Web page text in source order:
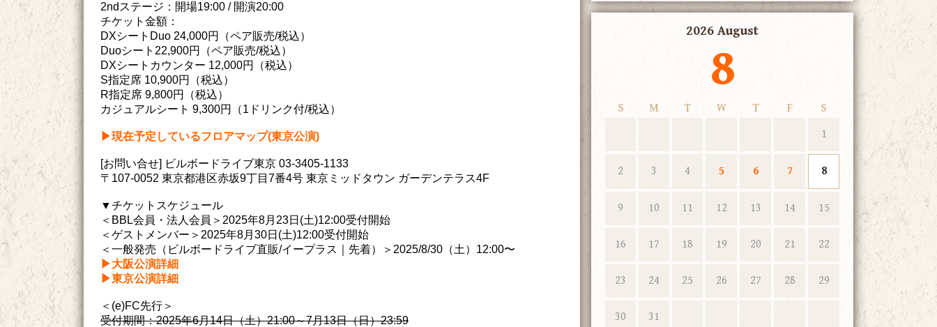
2ndステージ：開場19:00 / 開演20:00
チケット金額：
DXシートDuo 24,000円（ペア販売/税込）
Duoシート22,900円（ペア販売/税込）
DXシートカウンター 12,000円（税込）
S指定席 10,900円（税込）
R指定席 9,800円（税込）
カジュアルシート 9,300円（1ドリンク付/税込）
▶︎現在予定しているフロアマップ(東京公演)
[お問い合せ] ビルボードライブ東京 03-3405-1133
〒107-0052 東京都港区赤坂9丁目7番4号 東京ミッドタウン ガーデンテラス4F
▼チケットスケジュール
＜BBL会員・法人会員＞2025年8月23日(土)12:00受付開始
＜ゲストメンバー＞2025年8月30日(土)12:00受付開始
＜一般発売（ビルボードライブ直販/イープラス｜先着）＞2025/8/30（土）12:00〜
▶︎大阪公演詳細
▶︎東京公演詳細
＜(e)FC先行＞
受付期間：2025年6月14日（土）21:00～7月13日（日）23:59
2026 August
8
S M T W T F
S
1
2 3 4 5 6 7 8
9 10 11 12 13 14 15
16 17 18 19 20 21 22
23 24 25 26 27 28 29
30 31